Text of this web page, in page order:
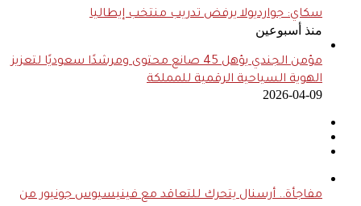
سكاي: جوارديولا يرفض تدريب منتخب إيطاليا
منذ أسبوعين
مؤمن الجندي يؤهل 45 صانع محتوى ومرشدًا سعوديًا لتعزيز
الهوية السياحية الرقمية للمملكة
2026-04-09
مفاجأة.. أرسنال يتحرك للتعاقد مع فينيسيوس جونيور من